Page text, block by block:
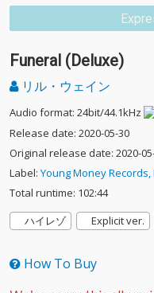
Funeral (Deluxe)
リル・ウェイン
Audio format: 24bit/44.1kHz
Release date: 2020-05-30
Original release date: 2020-
Label: Young Money Records,
Total runtime: 102:44
ハイレゾ
Explicit ver.
How To Buy